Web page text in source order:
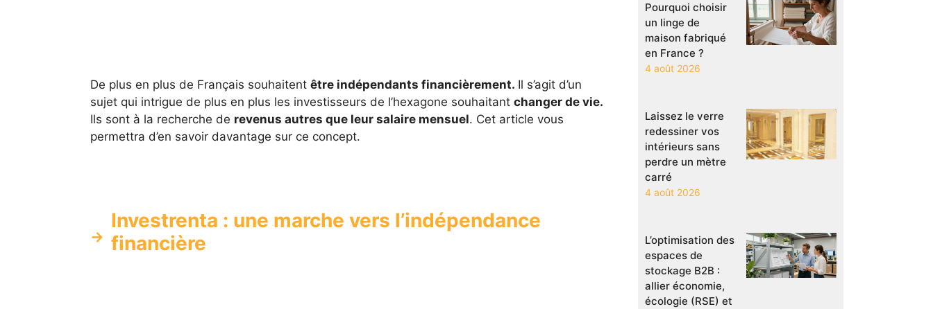
De plus en plus de Français souhaitent être indépendants financièrement. Il s’agit d’un
sujet qui intrigue de plus en plus les investisseurs de l’hexagone souhaitant changer de vie.
Ils sont à la recherche de revenus autres que leur salaire mensuel. Cet article vous
permettra d’en savoir davantage sur ce concept.
Investrenta : une marche vers l’indépendance
financière
Pourquoi choisir
un linge de
maison fabriqué
en France ?
4 août 2026
Laissez le verre
redessiner vos
intérieurs sans
perdre un mètre
carré
4 août 2026
L’optimisation des
espaces de
stockage B2B :
allier économie,
écologie (RSE) et